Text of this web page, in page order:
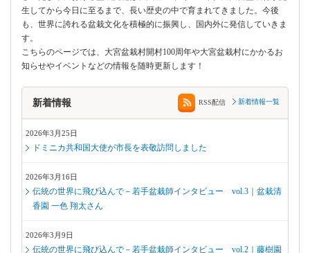
生してから今日に至るまで、長い歴史の中で育まれてきました。今後
も、世界に誇れる盆栽文化を積極的に振興し、国内外に発信していきま
す。
こちらのページでは、大宮盆栽村開村100周年や大宮盆栽村にかかるお
知らせやイベントなどの情報を随時更新します！
新着情報 新着情報一覧
RSS配信
2026年3月25日
ドミニカ共和国大使が市長を表敬訪問しました
2026年3月16日
伝統の世界に飛び込んで－若手盆栽師インタビュー vol.3｜盆栽清
香園 一色 翔太さん
2026年3月9日
伝統の世界に飛び込んで－若手盆栽師インタビュー vol.2｜藤樹園